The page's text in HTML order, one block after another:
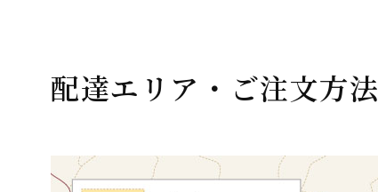
シ
ョ
配達エリア・ご注文方法